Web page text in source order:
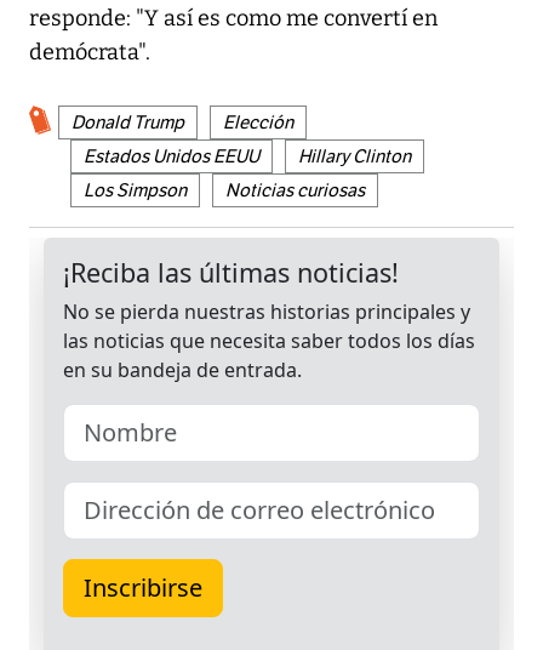
responde: "Y así es como me convertí en
demócrata".
Donald Trump
Elección
Estados Unidos EEUU
Hillary Clinton
Los Simpson
Noticias curiosas